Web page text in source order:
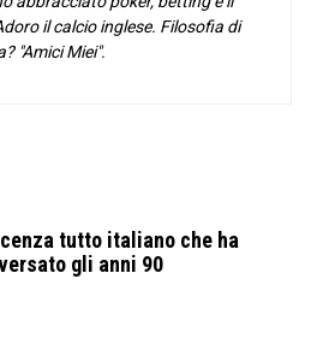
il calcio inglese. Filosofia di
"Amici Miei".
tutto italiano che ha
gli anni 90